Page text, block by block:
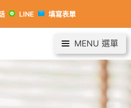
LINE 填寫表單
MENU 選單